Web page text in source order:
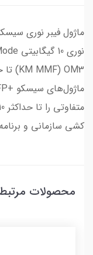
کشی سازمانی و
محصولات